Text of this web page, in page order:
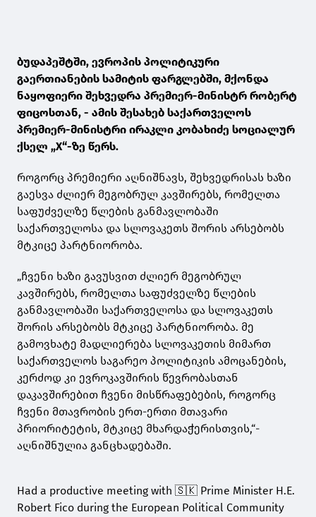
ბუდაპეშტში, ევროპის პოლიტიკური
გაერთიანების სამიტის ფარგლებში, მქონდა
ნაყოფიერი შეხვედრა პრემიერ-მინისტრ რობერტ
ფიცოსთან, - ამის შესახებ საქართველოს
პრემიერ-მინისტრი ირაკლი კობახიძე სოციალურ
ქსელ „X“-ზე წერს.
როგორც პრემიერი აღნიშნავს, შეხვედრისას ხაზი
გაესვა ძლიერ მეგობრულ კავშირებს, რომელთა
საფუძველზე წლების განმავლობაში
საქართველოსა და სლოვაკეთს შორის არსებობს
მტკიცე პარტნიორობა.
„ჩვენი ხაზი გავუსვით ძლიერ მეგობრულ
კავშირებს, რომელთა საფუძველზე წლების
განმავლობაში საქართველოსა და სლოვაკეთს
შორის არსებობს მტკიცე პარტნიორობა. მე
გამოვხატე მადლიერება სლოვაკეთის მიმართ
საქართველოს საგარეო პოლიტიკის ამოცანების,
კერძოდ კი ევროკავშირის წევრობასთან
დაკავშირებით ჩვენი მისწრაფებების, როგორც
ჩვენი მთავრობის ერთ-ერთი მთავარი
პრიორიტეტის, მტკიცე მხარდაჭერისთვის,“-
აღნიშნულია განცხადებაში.
Had a productive meeting with 🇸🇰 Prime Minister H.E.
Robert Fico during the European Political Community